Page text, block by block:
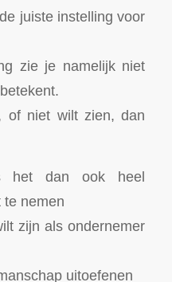
juiste instelling voor
zie je namelijk niet
of niet wilt zien, dan
het dan ook heel
te nemen
zijn als ondernemer
uitoefenen